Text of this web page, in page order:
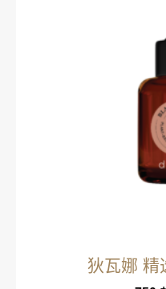
狄瓦娜 精